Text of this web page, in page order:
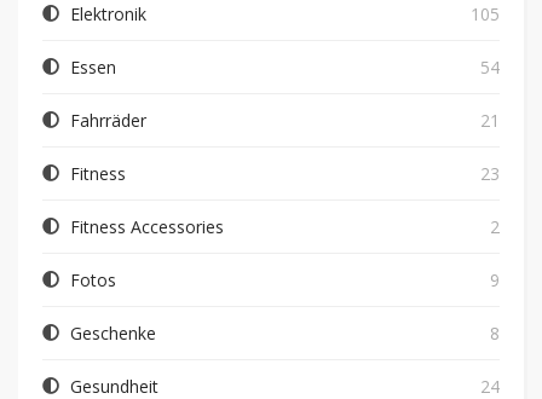
Elektronik 105
Essen 54
Fahrräder 21
Fitness 23
Fitness Accessories 2
Fotos 9
Geschenke 8
Gesundheit 24